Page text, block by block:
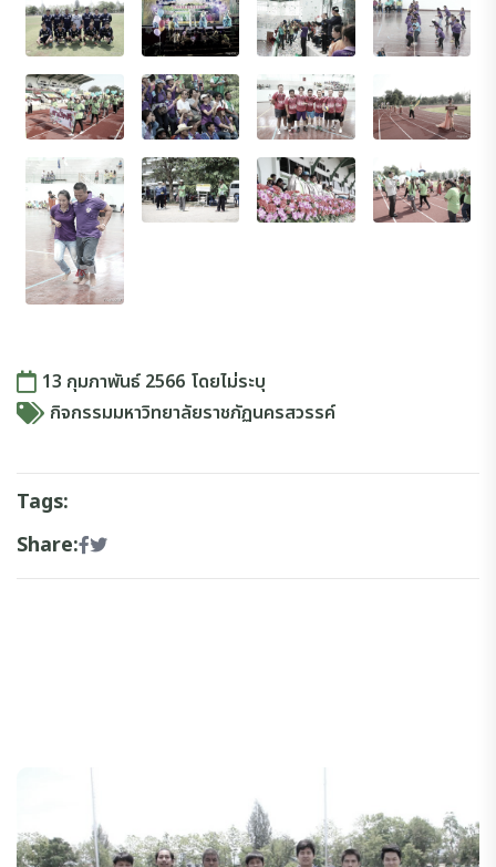
13 กุมภาพันธ์ 2566 โดยไม่ระบุ
กิจกรรมมหาวิทยาลัยราชภัฏนครสวรรค์
Tags:
Share: